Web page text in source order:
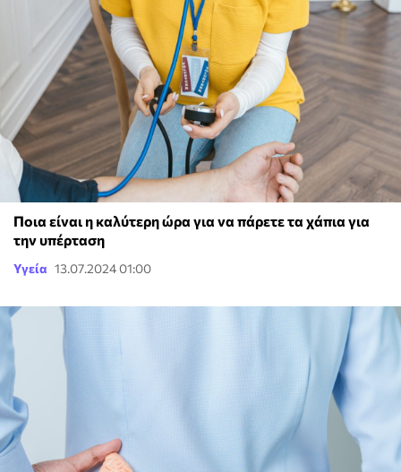
Ποια είναι η καλύτερη ώρα για να πάρετε τα χάπια για
την υπέρταση
Υγεία 13.07.2024 01:00